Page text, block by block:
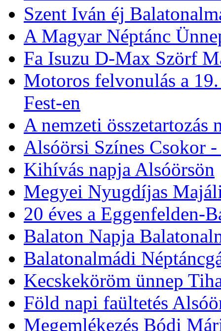
Levendula Fesztivál
Béke Presszó a Pannon
Szent Iván éj
A Magyar Néptánc
Fa Isuzu D-Max Szörf
Motoros felvonulás a
Fest-en
A nemzeti összetartozás
Alsóörsi Színes Csokor
Kihívás napja Alsóörsön
Megyei Nyugdíjas
20 éves a Eggenfelden-
Balaton Napja
Balatonalmádi